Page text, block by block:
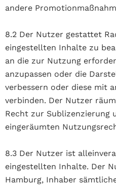
andere
8.2 Der Nutzer gestattet
eingestellten Inhalte zu
an die zur Nutzung
anzupassen oder die
verbessern oder diese mit
verbinden. Der Nutzer
Recht zur Sublizenzierung
eingeräumten
8.3 Der Nutzer ist
eingestellten Inhalte. Der
Hamburg, Inhaber